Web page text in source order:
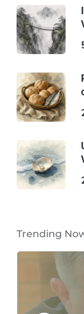
Trending